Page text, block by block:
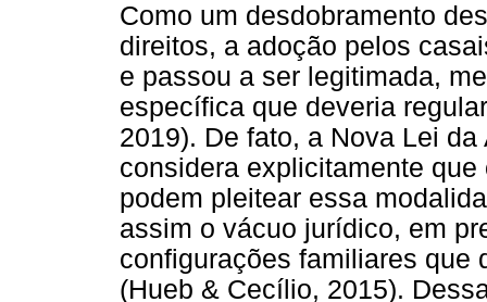
Como um desdobramento
direitos, a adoção pelos
e passou a ser legitimada,
específica que deveria
2019). De fato, a Nova Lei
considera explicitamente
podem pleitear essa
assim o vácuo jurídico, em
configurações familiares que
(Hueb & Cecílio, 2015).